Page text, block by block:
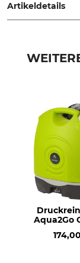
Artikeldetails
Aqua2Go
174,00